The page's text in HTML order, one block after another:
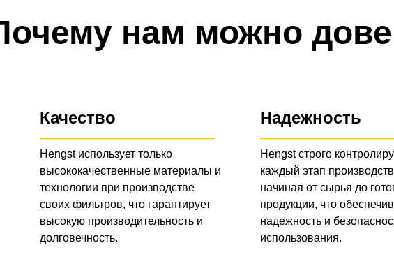
нам можно
Качество Надежность
Hengst использует только
высококачественные материалы и
технологии при производстве
своих фильтров, что гарантирует
высокую производительность и
долговечность.
Hengst строго
каждый этап
начиная от сырья до
продукции, что
надежность и
использования.